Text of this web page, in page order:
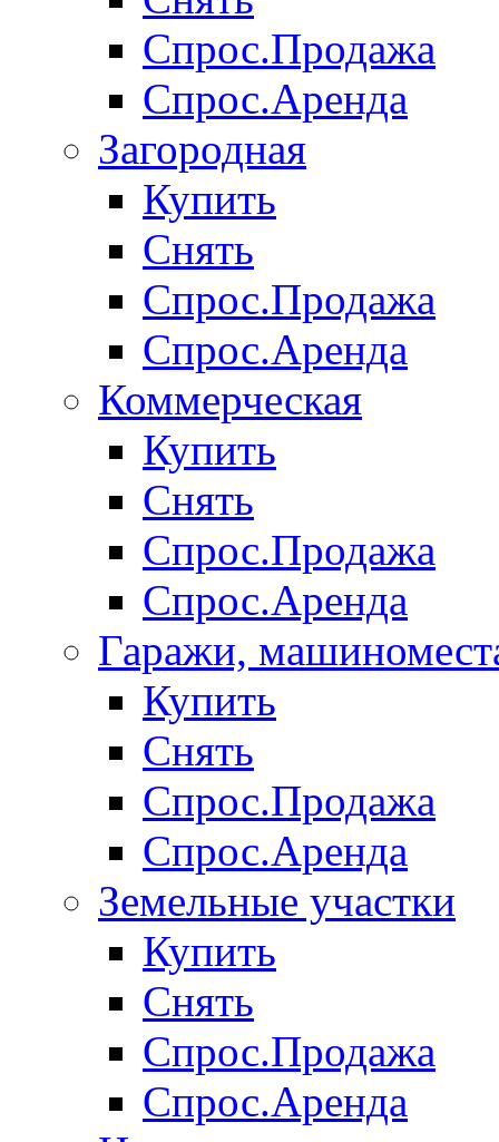
Спрос.Продажа
Спрос.Аренда
Загородная
Купить
Снять
Спрос.Продажа
Спрос.Аренда
Коммерческая
Купить
Снять
Спрос.Продажа
Спрос.Аренда
Гаражи,
Купить
Снять
Спрос.Продажа
Спрос.Аренда
Земельные участки
Купить
Снять
Спрос.Продажа
Спрос.Аренда